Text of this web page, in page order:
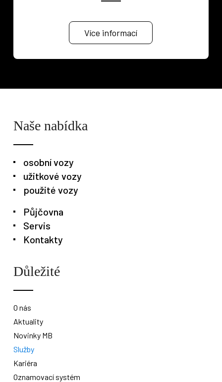
Více informací
Naše nabídka
osobní vozy
užitkové vozy
použité vozy
Půjčovna
Servis
Kontakty
Důležité
O nás
Aktuality
Novinky MB
Služby
Kariéra
Oznamovací systém